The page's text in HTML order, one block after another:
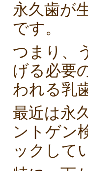
永久歯が
です。
つまり、
げる必要
われる乳
最近は永
ントゲン
ックして